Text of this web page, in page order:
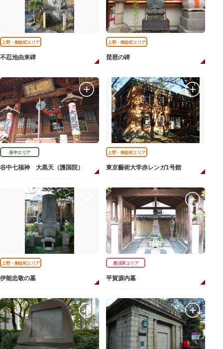
上野・御徒町エリア
不忍池由来碑
上野・御徒町エリア
琵琶の碑
谷中エリア
谷中七福神 大黒天（護国院）
上野・御徒町エリア
東京藝術大学赤レンガ1号館
上野・御徒町エリア
伊能忠敬の墓
奥浅草エリア
平賀源内墓